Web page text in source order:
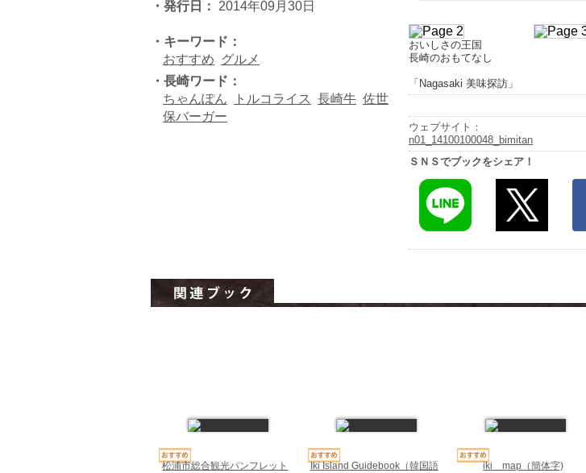
・発行日：
2014年09月30日
・キーワード：
おすすめ
グルメ
・長崎ワード：
ちゃんぽん
トルコライス 長崎牛 佐世
保バーガー
おいしさの王国
長崎のおもてなし
「Nagasaki 美味探訪」
ウェブサイト：
n01_14100100048_bimitan
ＳＮＳでブックをシェア！
松浦市総合観光パンフレット
Iki Island Guidebook（韓国語
iki map（簡体字)